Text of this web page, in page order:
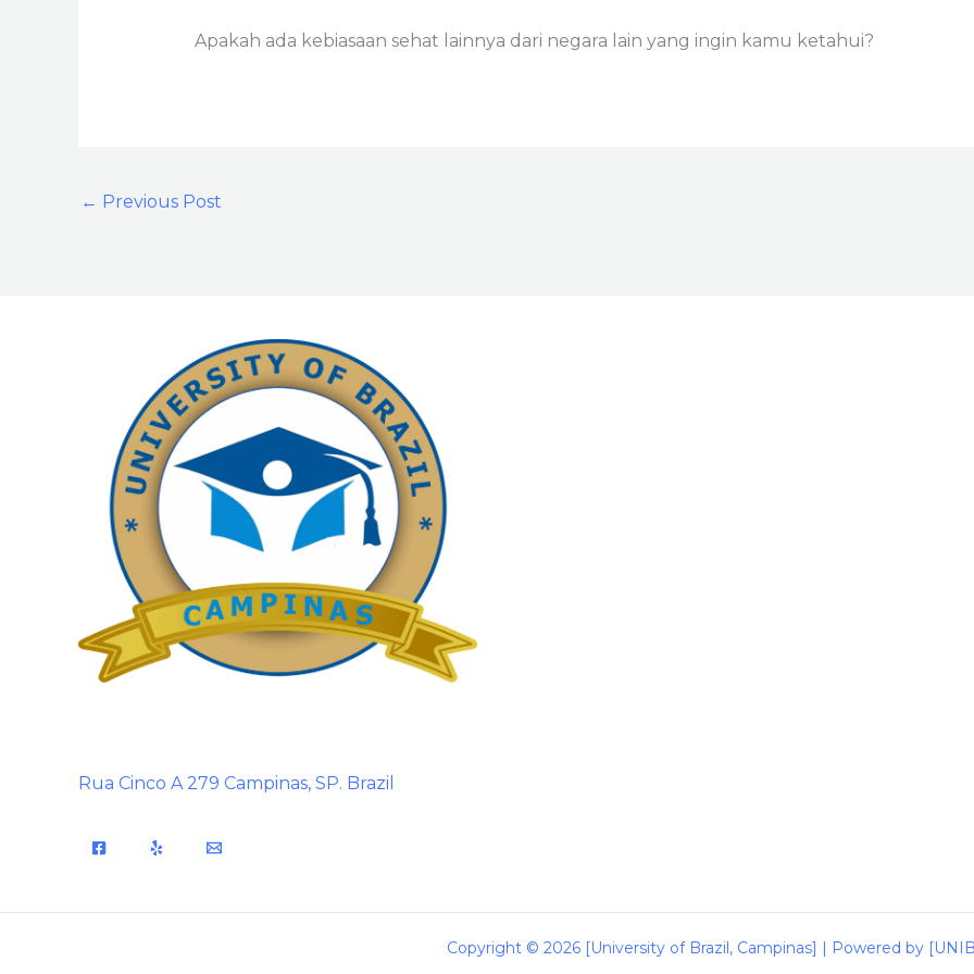
Apakah ada kebiasaan sehat lainnya dari negara lain yang ingin kamu ketahui?
← Previous Post
Rua Cinco A 279 Campinas, SP. Brazil
Copyright © 2026 [University of Brazil, Campinas] | Powered by